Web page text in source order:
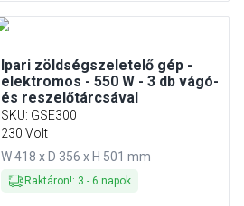
Ipari zöldségszeletelő gép -
elektromos - 550 W - 3 db vágó-
és reszelőtárcsával
SKU: GSE300
230 Volt
W 418 x D 356 x H 501 mm
Raktáron!: 3 - 6 napok